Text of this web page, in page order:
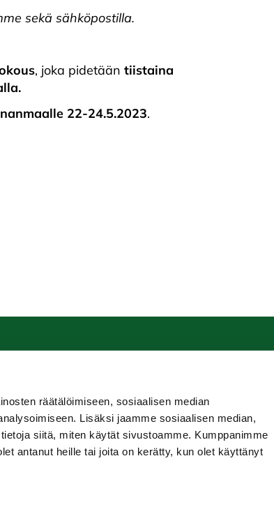
räätälöimiseen, sosiaalisen median
Lisäksi jaamme sosiaalisen median,
siitä, miten käytät sivustoamme. Kumppanimme
antanut heille tai joita on kerätty, kun olet käyttänyt
sekä sähköpostilla.
, joka pidetään tiistaina
22-24.5.2023.